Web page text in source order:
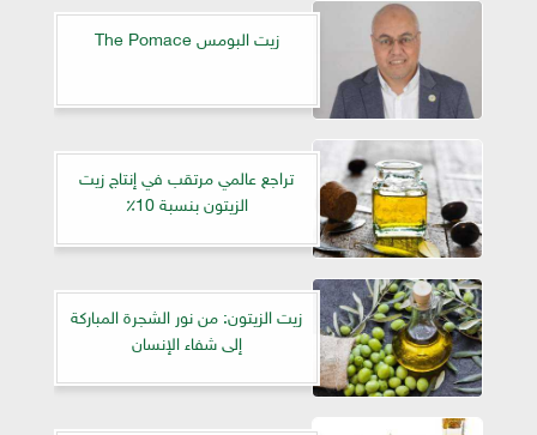
زيت البومس The Pomace
تراجع عالمي مرتقب في إنتاج زيت
الزيتون بنسبة 10٪
زيت الزيتون: من نور الشجرة المباركة
إلى شفاء الإنسان